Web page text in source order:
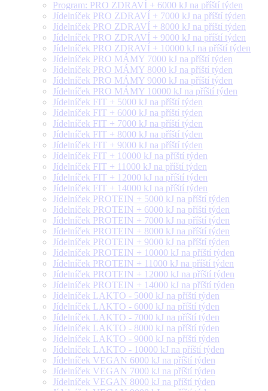
Program: PRO ZDRAVÍ + 6000 kJ na příští týden
Jídelníček PRO ZDRAVÍ + 7000 kJ na příští týden
Jídelníček PRO ZDRAVÍ + 8000 kJ na příští týden
Jídelníček PRO ZDRAVÍ + 9000 kJ na příští týden
Jídelníček PRO ZDRAVÍ + 10000 kJ na příští týden
Jídelníček PRO MÁMY 7000 kJ na příští týden
Jídelníček PRO MÁMY 8000 kJ na příští týden
Jídelníček PRO MÁMY 9000 kJ na příští týden
Jídelníček PRO MÁMY 10000 kJ na příští týden
Jídelníček FIT + 5000 kJ na příští týden
Jídelníček FIT + 6000 kJ na příští týden
Jídelníček FIT + 7000 kJ na příští týden
Jídelníček FIT + 8000 kJ na příští týden
Jídelníček FIT + 9000 kJ na příští týden
Jídelníček FIT + 10000 kJ na příští týden
Jídelníček FIT + 11000 kJ na příští týden
Jídelníček FIT + 12000 kJ na příští týden
Jídelníček FIT + 14000 kJ na příští týden
Jídelníček PROTEIN + 5000 kJ na příští týden
Jídelníček PROTEIN + 6000 kJ na příští týden
Jídelníček PROTEIN + 7000 kJ na příští týden
Jídelníček PROTEIN + 8000 kJ na příští týden
Jídelníček PROTEIN + 9000 kJ na příští týden
Jídelníček PROTEIN + 10000 kJ na příští týden
Jídelníček PROTEIN + 11000 kJ na příští týden
Jídelníček PROTEIN + 12000 kJ na příští týden
Jídelníček PROTEIN + 14000 kJ na příští týden
Jídelníček LAKTO - 5000 kJ na příští týden
Jídelníček LAKTO - 6000 kJ na příští týden
Jídelníček LAKTO - 7000 kJ na příští týden
Jídelníček LAKTO - 8000 kJ na příští týden
Jídelníček LAKTO - 9000 kJ na příští týden
Jídelníček LAKTO - 10000 kJ na příští týden
Jídelníček VEGAN 6000 kJ na příští týden
Jídelníček VEGAN 7000 kJ na příští týden
Jídelníček VEGAN 8000 kJ na příští týden